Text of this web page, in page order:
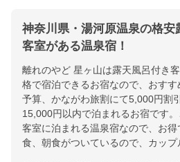
神奈川県・湯河原温泉の格安
客室がある温泉宿！
離れのやど 星ヶ山は露天風呂付き
格で宿泊できるお宿なので、おす
予算、かながわ旅割にて5,000円割
15,000円以内で泊まれるお宿です
客室に泊まれる温泉宿なので、お
食、朝食がついているので、カップ